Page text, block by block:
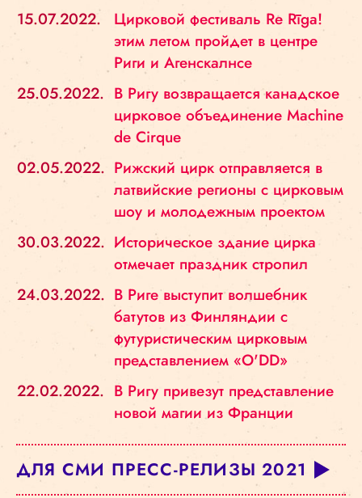
15.07.2022.
Цирковой фестиваль Re Rīga!
этим летом пройдет в центре
Риги и Агенскалнсе
25.05.2022. В Ригу возвращается канадское
цирковое объединение Machine
de Cirque
02.05.2022. Рижский цирк отправляется в
латвийские регионы с цирковым
шоу и молодежным проектом
30.03.2022. Историческое здание цирка
отмечает праздник стропил
24.03.2022. В Риге выступит волшебник
батутов из Финляндии с
футуристическим цирковым
представлением «O'DD»
22.02.2022. В Ригу привезут представление
новой магии из Франции
ДЛЯ СМИ ПРЕСС-РЕЛИЗЫ 2021